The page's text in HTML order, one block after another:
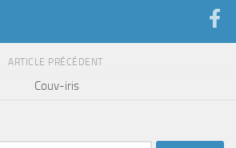
ARTICLE PRÉCÉDENT
Couv-iris